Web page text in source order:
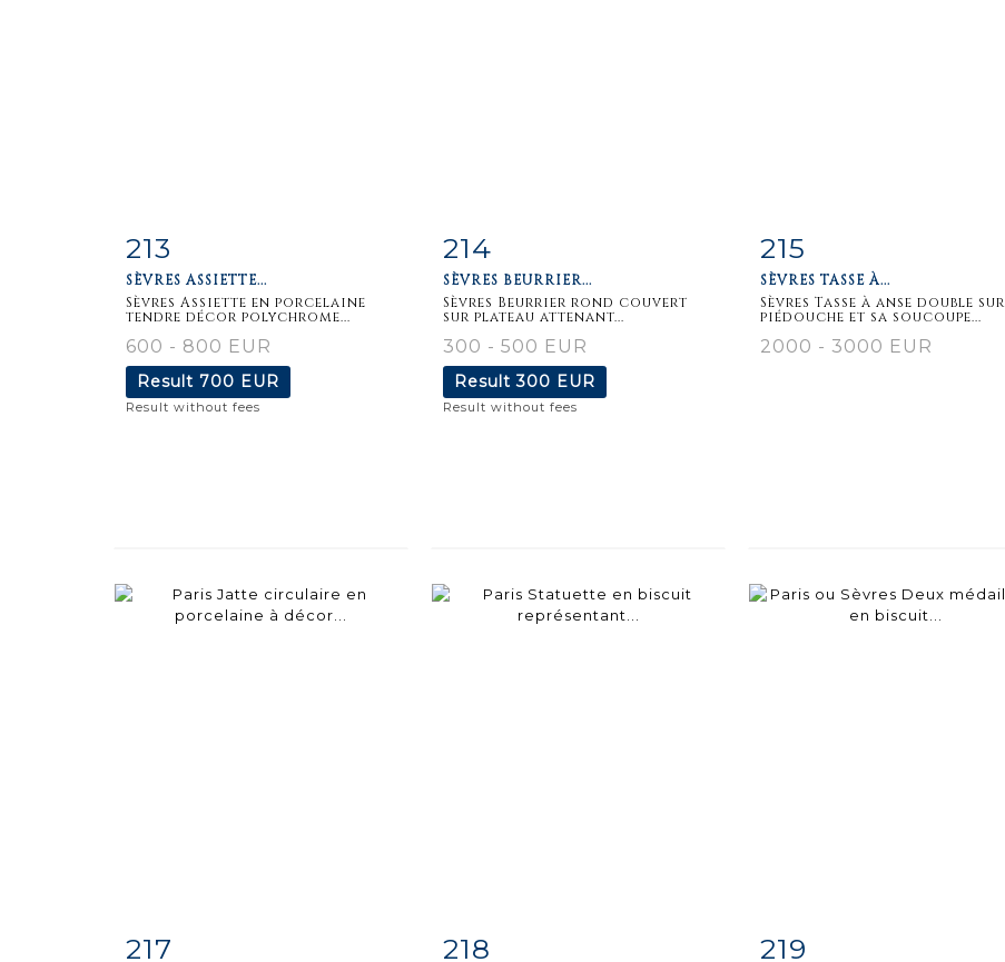
Item detail
213
SÈVRES ASSIETTE...
Sèvres Assiette en porcelaine
tendre décor polychrome...
600 - 800 EUR
Result 700 EUR
Result without fees
Item detail
214
SÈVRES BEURRIER...
Sèvres Beurrier rond couvert
sur plateau attenant...
300 - 500 EUR
Result300 EUR
Result without fees
Item detail
215
SÈVRES TASSE À...
Sèvres Tasse à anse double sur
piédouche et sa soucoupe...
2000 - 3000 EUR
Item detail
217 Item detail
218 Item detail
219